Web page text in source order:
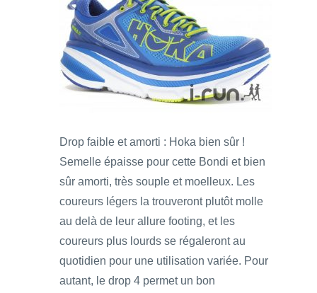
Drop faible et amorti : Hoka bien sûr !
Semelle épaisse pour cette Bondi et bien
sûr amorti, très souple et moelleux. Les
coureurs légers la trouveront plutôt molle
au delà de leur allure footing, et les
coureurs plus lourds se régaleront au
quotidien pour une utilisation variée. Pour
autant, le drop 4 permet un bon